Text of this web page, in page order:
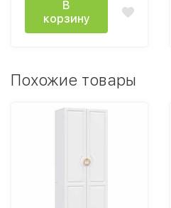
В
корзину
Похожие товары